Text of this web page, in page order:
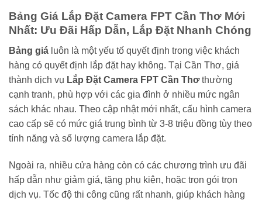
Bảng Giá Lắp Đặt Camera FPT Cần Thơ Mới
Nhất: Ưu Đãi Hấp Dẫn, Lắp Đặt Nhanh Chóng
Bảng giá luôn là một yếu tố quyết định trong việc khách
hàng có quyết định lắp đặt hay không. Tại Cần Thơ, giá
thành dịch vụ Lắp Đặt Camera FPT Cần Thơthường
cạnh tranh, phù hợp với các gia đình ở nhiều mức ngân
sách khác nhau. Theo cập nhật mới nhất, cấu hình camera
cao cấp sẽ có mức giá trung bình từ 3-8 triệu đồng tùy theo
tính năng và số lượng camera lắp đặt.
Ngoài ra, nhiều cửa hàng còn có các chương trình ưu đãi
hấp dẫn như giảm giá, tặng phụ kiện, hoặc trọn gói trọn
dịch vụ. Tốc độ thi công cũng rất nhanh, giúp khách hàng